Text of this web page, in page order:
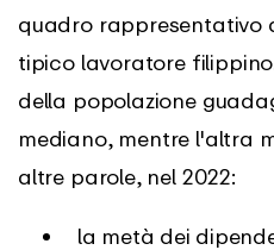
quadro rappresentativo
tipico lavoratore
della popolazione
mediano, mentre l'altra
altre parole, nel 2022:
la metà dei